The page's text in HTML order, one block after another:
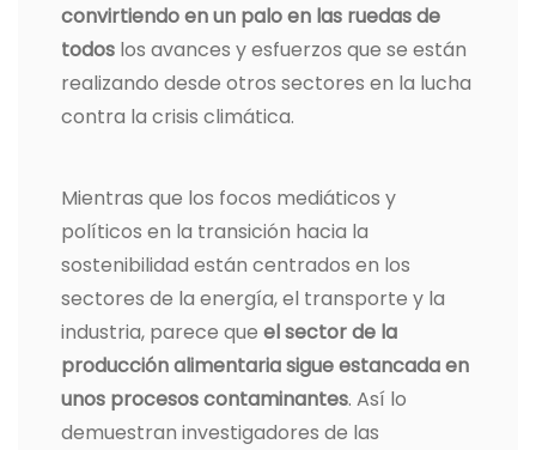
convirtiendo en un palo en las ruedas de
todos los avances y esfuerzos que se están
realizando desde otros sectores en la lucha
contra la crisis climática.
Mientras que los focos mediáticos y
políticos en la transición hacia la
sostenibilidad están centrados en los
sectores de la energía, el transporte y la
industria, parece que el sector de la
producción alimentaria sigue estancada en
unos procesos contaminantes. Así lo
demuestran investigadores de las